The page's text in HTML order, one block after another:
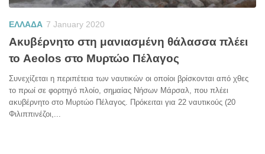
ΕΛΛΑΔΑ 7 January 2020
Ακυβέρνητο στη μανιασμένη θάλασσα πλέει
το Aeolos στο Μυρτώο Πέλαγος
Συνεχίζεται η περιπέτεια των ναυτικών οι οποίοι βρίσκονται από χθες
το πρωί σε φορτηγό πλοίο, σημαίας Νήσων Μάρσαλ, που πλέει
ακυβέρνητο στο Μυρτώο Πέλαγος. Πρόκειται για 22 ναυτικούς (20
Φιλιππινέζοι,...